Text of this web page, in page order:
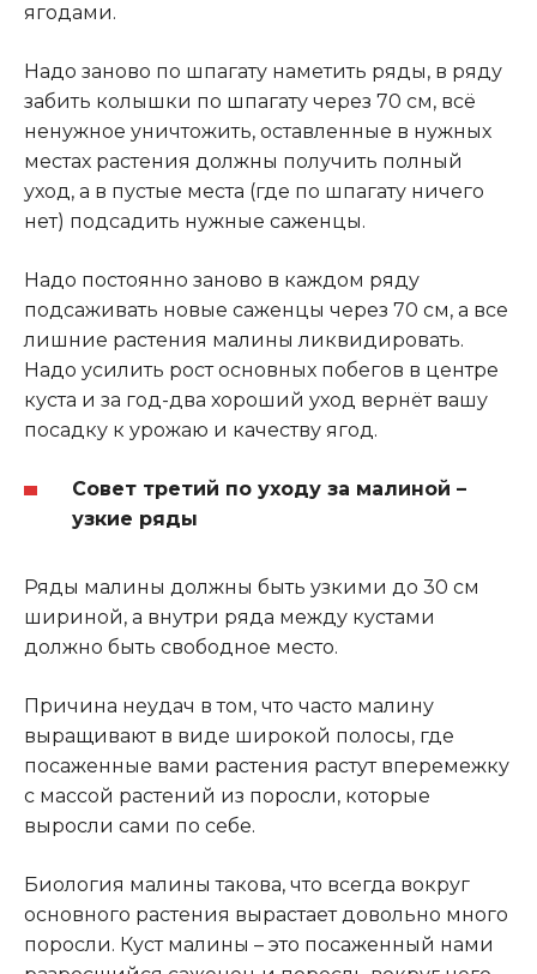
ягодами.
Надо заново по шпагату наметить ряды, в ряду
забить колышки по шпагату через 70 см, всё
ненужное уничтожить, оставленные в нужных
местах растения должны получить полный
уход, а в пустые места (где по шпагату ничего
нет) подсадить нужные саженцы.
Надо постоянно заново в каждом ряду
подсаживать новые саженцы через 70 см, а все
лишние растения малины ликвидировать.
Надо усилить рост основных побегов в центре
куста и за год-два хороший уход вернёт вашу
посадку к урожаю и качеству ягод.
Совет третий по уходу за малиной –
узкие ряды
Ряды малины должны быть узкими до 30 см
шириной, а внутри ряда между кустами
должно быть свободное место.
Причина неудач в том, что часто малину
выращивают в виде широкой полосы, где
посаженные вами растения растут вперемежку
с массой растений из поросли, которые
выросли сами по себе.
Биология малины такова, что всегда вокруг
основного растения вырастает довольно много
поросли. Куст малины – это посаженный нами